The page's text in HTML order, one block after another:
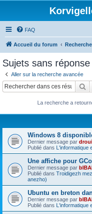
FAQ
Accueil du forum
Sujets sans réponse
Aller sur la recherche avancée
La recherche a
Windows 8
Dernier message par
Publié dans L'informatique
Une affiche pour
Dernier message par
Publié dans Troidigezh
anezho)
Ubuntu en breton
Dernier message par
Publié dans L'informatique